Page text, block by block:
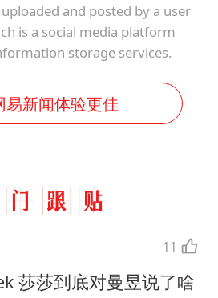
and posted by a user
is a social media platform
storage services.
易新闻体验更佳
11
莎莎到底对曼昱说了啥